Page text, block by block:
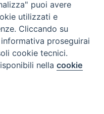
Privacye
& Vita a
ai sensi del
Preferenze Cookie
puoi avere
utilizzati e
Cliccando su
proseguirai
cookie tecnici.
nellacookie